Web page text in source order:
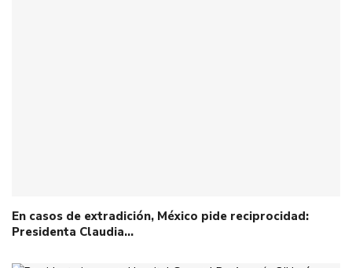
En casos de extradición, México pide reciprocidad:
Presidenta Claudia…